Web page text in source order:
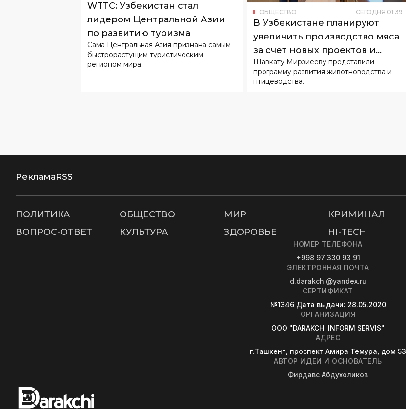
WTTC: Узбекистан стал
лидером Центральной Азии
по развитию туризма
Сама Центральная Азия признана самым
быстрорастущим туристическим
регионом мира.
ОБЩЕСТВО СЕГОДНЯ 01:39
В Узбекистане планируют
увеличить производство мяса
за счет новых проектов и
импорта
Шавкату Мирзиёеву представили
программу развития животноводства и
птицеводства.
РекламаRSS
ПОЛИТИКА ОБЩЕСТВО МИР КРИМИНАЛ
ВОПРОС-ОТВЕТ
КУЛЬТУРА ЗДОРОВЬЕ HI-TECH
НОМЕР ТЕЛЕФОНА
+998 97 330 93 91
ЭЛЕКТРОННАЯ ПОЧТА
d.darakchi@yandex.ru
СЕРТИФИКАТ
№1346 Дата выдачи: 28.05.2020
ОРГАНИЗАЦИЯ
OOO "DARAKCHI INFORM SERVIS"
АДРЕС
г.Ташкент, проспект Амира Темура, дом 53
АВТОР ИДЕИ И ОСНОВАТЕЛЬ
Фирдавс Абдухоликов